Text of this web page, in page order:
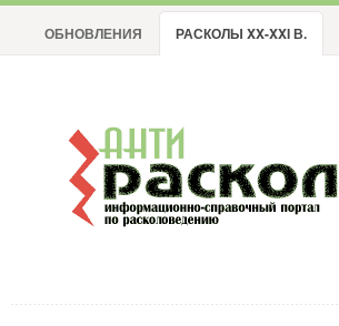
ОБНОВЛЕНИЯ РАСКОЛЫ XX-XXI В.